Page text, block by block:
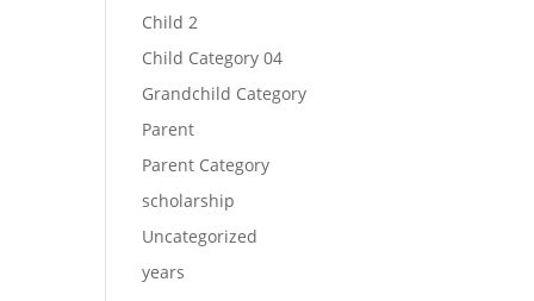
Child 2
Child Category 04
Grandchild Category
Parent
Parent Category
scholarship
Uncategorized
years